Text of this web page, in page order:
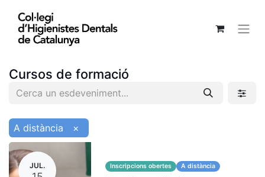
Cursos de formació
A distància ×
JUL. Inscripcions obertes A distància